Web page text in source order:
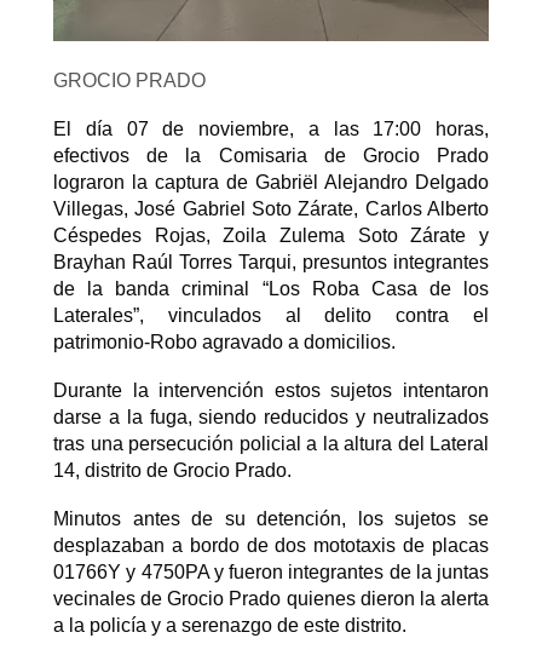
GROCIO PRADO
El día 07 de noviembre, a las 17:00 horas,
efectivos de la Comisaria de Grocio Prado
lograron la captura de Gabriël Alejandro Delgado
Villegas, José Gabriel Soto Zárate, Carlos Alberto
Céspedes Rojas, Zoila Zulema Soto Zárate y
Brayhan Raúl Torres Tarqui, presuntos integrantes
de la banda criminal “Los Roba Casa de los
Laterales”, vinculados al delito contra el
patrimonio-Robo agravado a domicilios.
Durante la intervención estos sujetos intentaron
darse a la fuga, siendo reducidos y neutralizados
tras una persecución policial a la altura del Lateral
14, distrito de Grocio Prado.
Minutos antes de su detención, los sujetos se
desplazaban a bordo de dos mototaxis de placas
01766Y y 4750PA y fueron integrantes de la juntas
vecinales de Grocio Prado quienes dieron la alerta
a la policía y a serenazgo de este distrito.